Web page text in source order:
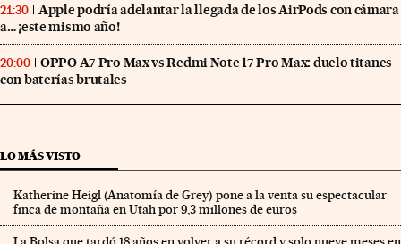
21:30
Apple podría adelantar la llegada de los AirPods con cámara
a… ¡este mismo año!
20:00
OPPO A7 Pro Max vs Redmi Note 17 Pro Max: duelo titanes
con baterías brutales
LO MÁS VISTO
Katherine Heigl (Anatomía de Grey) pone a la venta su espectacular
finca de montaña en Utah por 9,3 millones de euros
La Bolsa que tardó 18 años en volver a su récord y solo nueve meses en